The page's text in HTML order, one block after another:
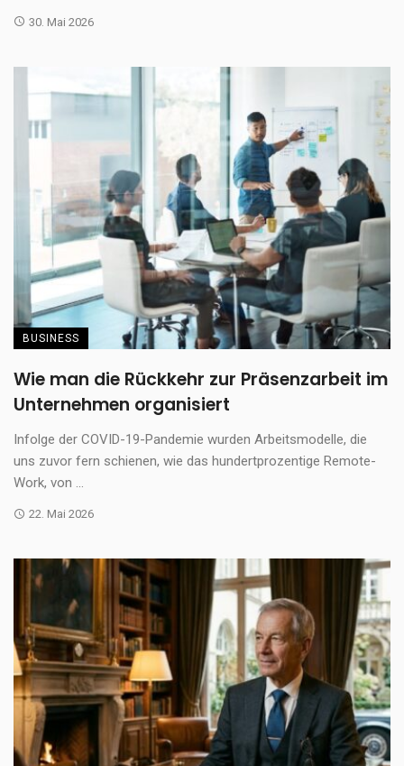
30. Mai 2026
BUSINESS
Wie man die Rückkehr zur Präsenzarbeit im
Unternehmen organisiert
Infolge der COVID-19-Pandemie wurden Arbeitsmodelle, die
uns zuvor fern schienen, wie das hundertprozentige Remote-
Work, von ...
22. Mai 2026